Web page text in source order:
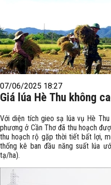
07/06/2025 18:27
Giá lúa Hè Thu không
Với diện tích gieo sạ lúa vụ Hè
phương ở Cần Thơ đã thu hoạch
thu hoạch rộ gặp thời tiết bất lợi,
thống kê ban đầu năng suất lúa
tạ/ha).